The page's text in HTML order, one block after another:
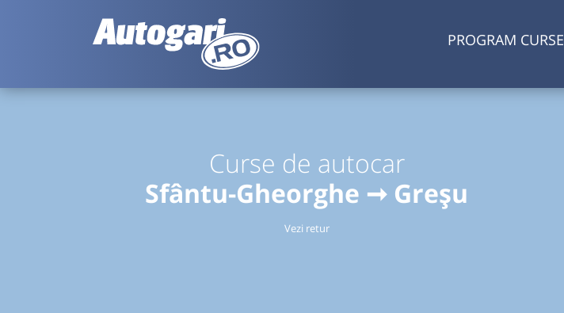
PROGRAM CURSE
Curse de autocar
Sfântu-Gheorghe ➞ Greșu
Vezi retur